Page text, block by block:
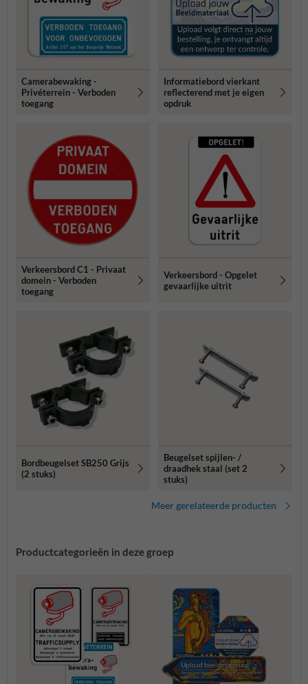
Camerabewaking -
Privéterrein - Verboden
toegang
Informatiebord vierkant
reflecterend met je eigen
opdruk
Verkeersbord C1 - Privaat
domein - Verboden
toegang
Verkeersbord - Opgelet
gevaarlijke uitrit
Bordbeugelset SB250 Grijs
(2 stuks)
Beugelset spijlen- /
draadhek staal (set 2
stuks)
Meer gerelateerde producten
Productcategorieën in deze groep